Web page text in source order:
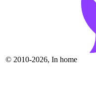
© 2010-2026, In home